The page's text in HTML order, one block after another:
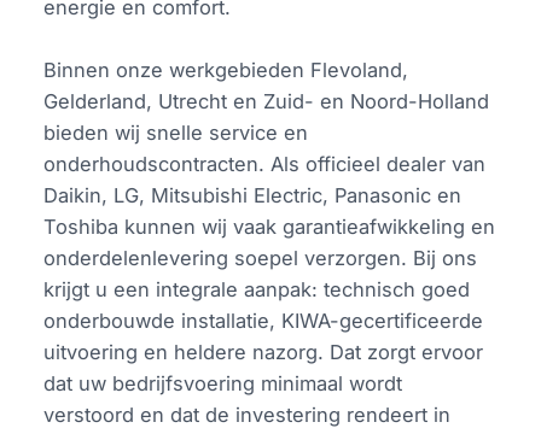
energie en comfort.
Binnen onze werkgebieden Flevoland,
Gelderland, Utrecht en Zuid- en Noord-Holland
bieden wij snelle service en
onderhoudscontracten. Als officieel dealer van
Daikin, LG, Mitsubishi Electric, Panasonic en
Toshiba kunnen wij vaak garantieafwikkeling en
onderdelenlevering soepel verzorgen. Bij ons
krijgt u een integrale aanpak: technisch goed
onderbouwde installatie, KIWA-gecertificeerde
uitvoering en heldere nazorg. Dat zorgt ervoor
dat uw bedrijfsvoering minimaal wordt
verstoord en dat de investering rendeert in